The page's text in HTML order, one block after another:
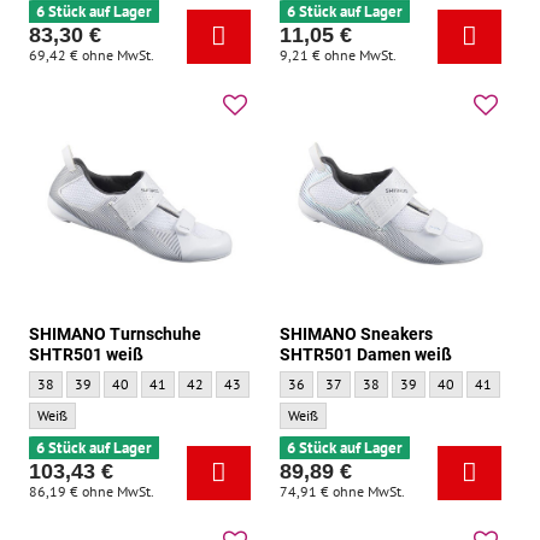
6 Stück auf Lager
83,30 €
69,42 € ohne MwSt.
6 Stück auf Lager
11,05 €
9,21 € ohne MwSt.
SHIMANO Turnschuhe
SHTR501 weiß
SHIMANO Turnschuhe SHTR501 weiß - Größe :
38 SHIMANO Turnschuhe SHTR501 weiß - Größe :
39 SHIMANO Turnschuhe SHTR501 weiß - Größe :
40 SHIMANO Turnschuhe SHTR501 weiß - Größe :
41 SHIMANO Turnschuhe SHTR501 weiß - Größe :
42 SHIMANO Turnschuhe SHTR501 weiß - Größe :
43 SHIMANO Turnschuhe SHTR501 weiß - Größe
SHIMANO Turnschuhe SHTR501 weiß -
45 SHIMANO Turnschuhe SHTR501
46 SHIMANO Turnschuhe
47 SHIMANO
48 SHIMANO
49
50
SHIMANO Turnschuhe SHTR501 weiß - Grundfarbe:
Weiß
6 Stück auf Lager
103,43 €
86,19 € ohne MwSt.
SHIMANO Sneakers
SHTR501 Damen weiß
SHIMANO Sneakers SHTR501 Damen
36 SHIMANO Sneakers SHTR501
37 SHIMANO Sneakers
38 SHIMANO Sneakers
39 SHIMANO
40 41
SHIMANO Sneakers SHTR501 Damen
Weiß
6 Stück auf Lager
89,89 €
74,91 € ohne MwSt.